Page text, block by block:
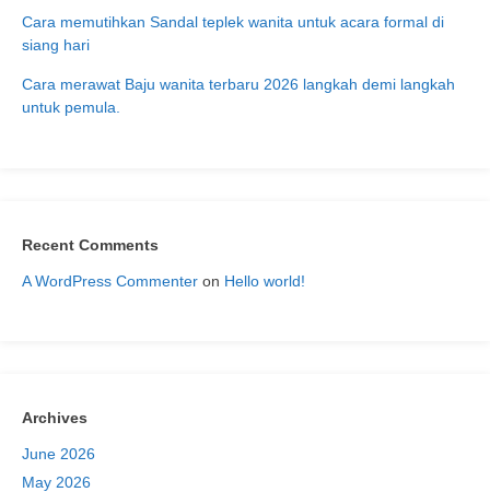
Cara memutihkan Sandal teplek wanita untuk acara formal di
siang hari
Cara merawat Baju wanita terbaru 2026 langkah demi langkah
untuk pemula.
Recent Comments
A WordPress Commenter on Hello world!
Archives
June 2026
May 2026